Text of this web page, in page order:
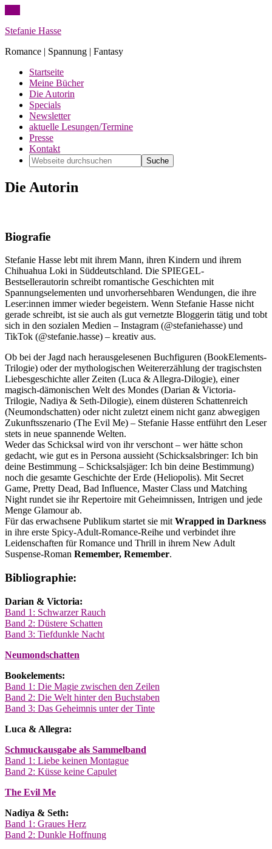
Stefanie Hasse
Romance | Spannung | Fantasy
Startseite
Meine Bücher
Die Autorin
Specials
Newsletter
aktuelle Lesungen/Termine
Presse
Kontakt
Die Autorin
Biografie
Stefanie Hasse lebt mit ihrem Mann, ihren Kindern und ihrem
Chihuahua Loki in Süddeutschland. Die SPIEGEL-
Bestsellerautorin schreibt romantische Geschichten mit
Spannungselementen und unvorhersehbaren Wendungen, die ihre
Leser:innen immer wieder begeistern. Wenn Stefanie Hasse nicht
gerade schreibt, ist sie auch als gut vernetzte Bloggerin tätig und tobt
sich in den sozialen Medien – Instagram (@stefaniehasse) und
TikTok (@stefanie.hasse) – kreativ aus.
Ob bei der Jagd nach herausgelesenen Buchfiguren (BookElements-
Trilogie) oder der mythologischen Weitererzählung der tragischsten
Liebesgeschichte aller Zeiten (Luca & Allegra-Dilogie), einer
magisch-dämonischen Welt des Mondes (Darian & Victoria-
Trilogie, Nadiya & Seth-Dilogie), einem düsteren Schattenreich
(Neumondschatten) oder nicht zuletzt einem nicht ganz abwegigen
Zukunftsszenario (The Evil Me) – Stefanie Hasse entführt den Leser
stets in neue spannende Welten.
Weder das Schicksal wird von ihr verschont – wer hätte schon
gedacht, wie gut es in Persona aussieht (Schicksalsbringer: Ich bin
deine Bestimmung – Schicksalsjäger: Ich bin deine Bestimmung)
noch die gesamte Geschichte der Erde (Heliopolis). Mit Secret
Game, Pretty Dead, Bad Influence, Master Class und Matching
Night rundet sie ihr Repertoire mit Geheimnissen, Intrigen und jede
Menge Glamour ab.
Für das erwachsene Publikum startet sie mit Wrapped in Darkness
in ihre erste Spicy-Adult-Romance-Reihe und verbindet ihre
Leidenschaften für Romance und Thrill in ihrem New Adult
Suspense-Roman Remember, Remember.
Bibliographie:
Darian & Victoria:
Band 1: Schwarzer Rauch
Band 2: Düstere Schatten
Band 3: Tiefdunkle Nacht
Neumondschatten
Bookelements:
Band 1: Die Magie zwischen den Zeilen
Band 2: Die Welt hinter den Buchstaben
Band 3: Das Geheimnis unter der Tinte
Luca & Allegra:
Schmuckausgabe als Sammelband
Band 1: Liebe keinen Montague
Band 2: Küsse keine Capulet
The Evil Me
Nadiya & Seth:
Band 1: Graues Herz
Band 2: Dunkle Hoffnung